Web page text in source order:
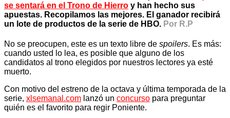
se sentará en el Trono de Hierro y han hecho sus
apuestas. Recopilamos las mejores. El ganador recibirá
un lote de productos de la serie de HBO. Por R.P
No se preocupen, este es un texto libre de spoilers. Es más:
cuando usted lo lea, es posible que alguno de los
candidatos al trono elegidos por nuestros lectores ya esté
muerto.
Con motivo del estreno de la octava y última temporada de la
serie, xlsemanal.com lanzó un concurso para preguntar
quién es el favorito para regir Poniente.